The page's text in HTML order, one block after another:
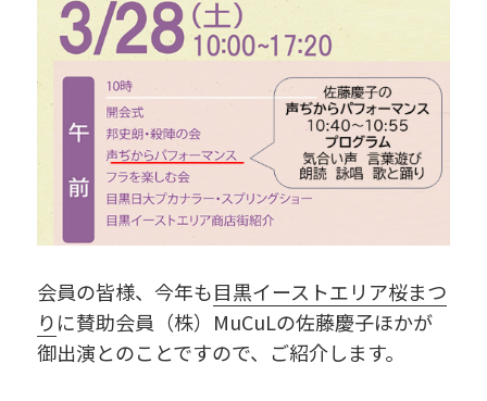
会員の皆様、今年も目黒イーストエリア桜まつ
りに賛助会員（株）MuCuLの佐藤慶子ほかが
御出演とのことですので、ご紹介します。